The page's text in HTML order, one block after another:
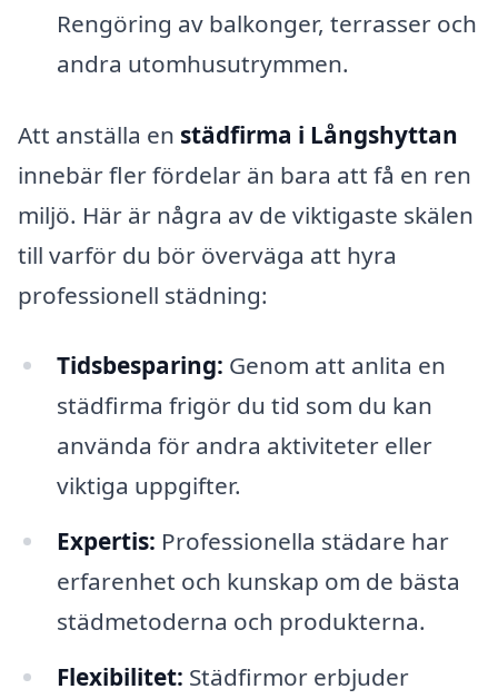
Rengöring av balkonger, terrasser och
andra utomhusutrymmen.
Att anställa en städfirma i Långshyttan
innebär fler fördelar än bara att få en ren
miljö. Här är några av de viktigaste skälen
till varför du bör överväga att hyra
professionell städning:
Tidsbesparing: Genom att anlita en
städfirma frigör du tid som du kan
använda för andra aktiviteter eller
viktiga uppgifter.
Expertis: Professionella städare har
erfarenhet och kunskap om de bästa
städmetoderna och produkterna.
Flexibilitet: Städfirmor erbjuder